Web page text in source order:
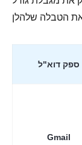
ספק דוא"ל
Gmail